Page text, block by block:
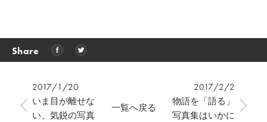
Share
2017/1/20
いま目が離せな
い、気鋭の写真
2017/2/2
物語を「語る」
写真集はいかに
一覧へ戻る